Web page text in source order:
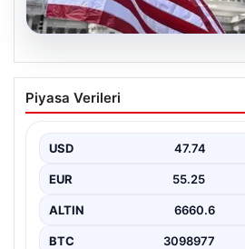
Merkez Bankası faiz
Ekonomistlerin nisan ayı
Piyasa Verileri
USD 47.74
EUR 55.25
ALTIN 6660.6
BTC 3098977